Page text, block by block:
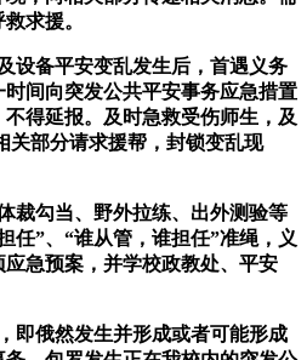
求援。
备平安变乱发生后，首遇义务
间向突发公共平安事务应急措置
得延报。及时急救受伤师生，及
关部分请求援帮，封锁变乱现
勾当、野外拉练、出外测验等
任”、“谁从管，谁担任”准绳，义
急预案，并学校政教处、平安
俄然发生并形成或者可能形成